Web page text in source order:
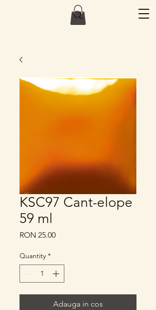
KSC97 Cant-elope
59 ml
RON 25.00Price
Quantity *
Adauga in cos